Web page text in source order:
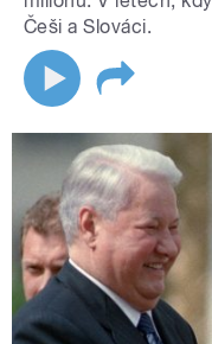
Češi a Slováci.